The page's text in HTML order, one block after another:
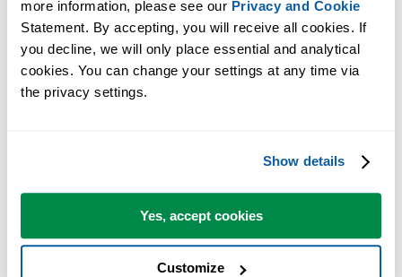
more information, please see our Privacy and Cookie
Statement. By accepting, you will receive all cookies. If
you decline, we will only place essential and analytical
cookies. You can change your settings at any time via
the privacy settings.
Show details
Yes, accept cookies
Customize